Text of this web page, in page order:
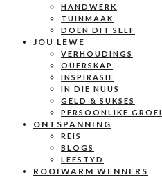
HANDWERK
TUINMAAK
DOEN DIT SELF
JOU LEWE
VERHOUDINGS
OUERSKAP
INSPIRASIE
IN DIE NUUS
GELD & SUKSES
PERSOONLIKE GROEI
ONTSPANNING
REIS
BLOGS
LEESTYD
ROOIWARM WENNERS